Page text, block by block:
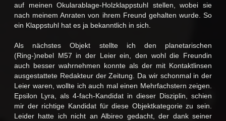
auf meinen Okularablage-Holzklappstuhl stellen, wobei sie
nach meinem Anraten von ihrem Freund gehalten wurde. So
ein Klappstuhl hat es ja bekanntlich in sich.
Als nächstes Objekt stellte ich den planetarischen
(Ring-)nebel M57 in der Leier ein, den wohl die Freundin
auch besser wahrnehmen konnte als der mit Kontaktlinsen
ausgestattete Redakteur der Zeitung. Da wir schonmal in der
Leier waren, wollte ich auch mal einen Mehrfachstern zeigen.
Epsilon Lyra, als 4-fach-Kandidat in dieser Disziplin, schien
mir der richtige Kandidat für diese Objektkategorie zu sein.
Leider hatte ich nicht an Albireo gedacht, der dank seiner